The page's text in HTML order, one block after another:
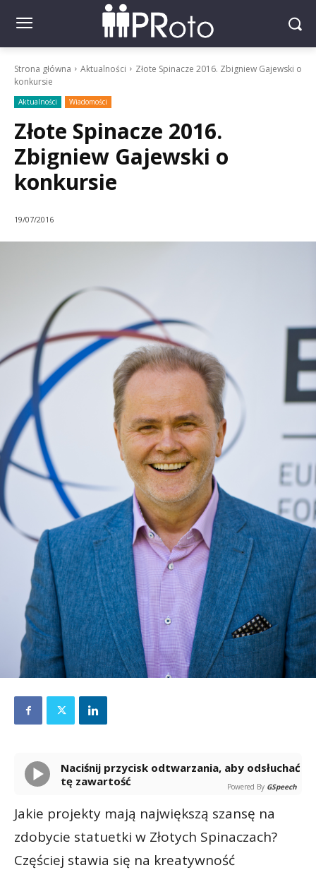
Strona główna Aktualności
Złote Spinacze 2016. Zbigniew Gajewski o
konkursie
Aktualności Wiadomości
Złote Spinacze 2016.
Zbigniew Gajewski o
konkursie
19/07/2016
Naciśnij przycisk odtwarzania, aby odsłuchać
tę zawartość
Powered By GSpeech
Jakie projekty mają największą szansę na
zdobycie statuetki w Złotych Spinaczach?
Częściej stawia się na kreatywność